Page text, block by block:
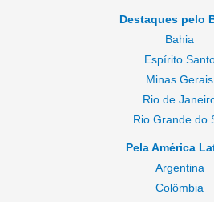
Destaques pelo
Bahia
Espírito
Minas Gerais
Rio de
Rio Grande do
Pela América
Argentina
Colômbia